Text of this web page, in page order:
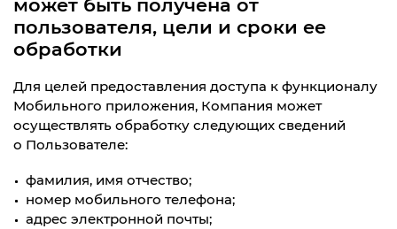
пользователя, цели и сроки ее
обработки
Для целей предоставления доступа к функционалу
Мобильного приложения, Компания может
осуществлять обработку следующих сведений
о Пользователе:
фамилия, имя отчество;
номер мобильного телефона;
адрес электронной почты;